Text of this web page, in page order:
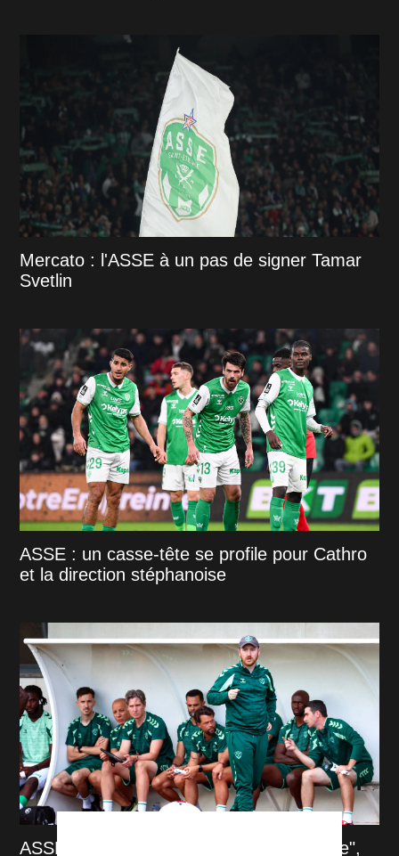
Mercato : l'ASSE à un pas de signer Tamar
Svetlin
ASSE : un casse-tête se profile pour Cathro
et la direction stéphanoise
ASSE : "Une équipe est en train de naître",